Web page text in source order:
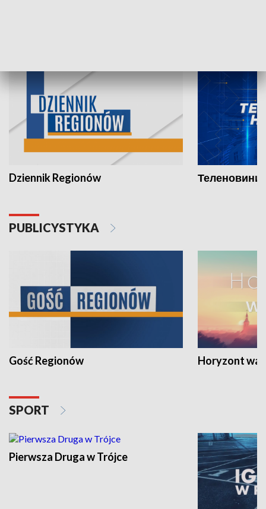
Dziennik Regionów Теленовини
PUBLICYSTYKA
Gość Regionów Horyzont
SPORT
Pierwsza Druga w Trójce